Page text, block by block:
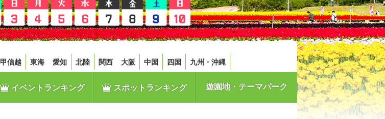
甲信越 東海 愛知 北陸 関西 大阪 中国 四国 九州・沖縄
イベントランキング スポットランキング 遊園地・テーマパーク